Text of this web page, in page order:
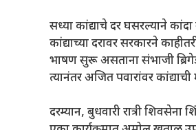
सध्या कांद्याचे दर घसरल्याने
कांद्याच्या दरावर सरकारने
भाषण सुरू असताना संभाजी
त्यानंतर अजित पवारांवर
दरम्यान, बुधवारी रात्री